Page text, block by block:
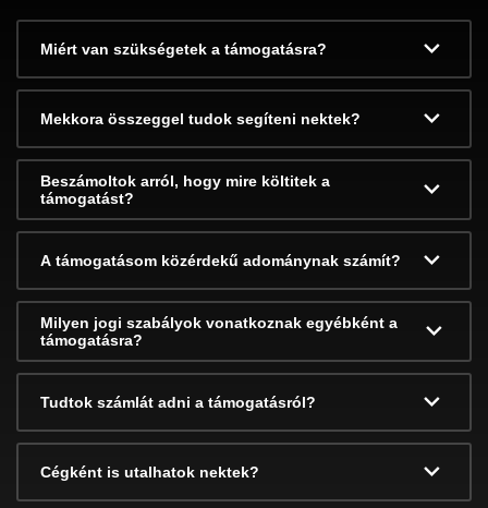
Miért van szükségetek a támogatásra?
Mekkora összeggel tudok segíteni nektek?
Beszámoltok arról, hogy mire költitek a
támogatást?
A támogatásom közérdekű adománynak számít?
Milyen jogi szabályok vonatkoznak egyébként a
támogatásra?
Tudtok számlát adni a támogatásról?
Cégként is utalhatok nektek?